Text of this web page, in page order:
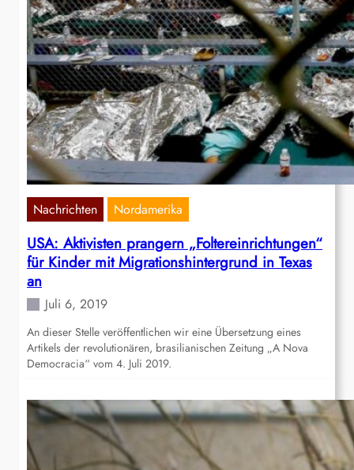
Nachrichten Nordamerika
USA: Aktivisten prangern „Foltereinrichtungen“
für Kinder mit Migrationshintergrund in Texas
an
Juli 6, 2019
An dieser Stelle veröffentlichen wir eine Übersetzung eines
Artikels der revolutionären, brasilianischen Zeitung „A Nova
Democracia“ vom 4. Juli 2019.